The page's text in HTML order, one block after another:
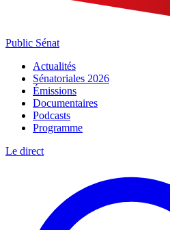
Public Sénat
Actualités
Sénatoriales 2026
Émissions
Documentaires
Podcasts
Programme
Le direct